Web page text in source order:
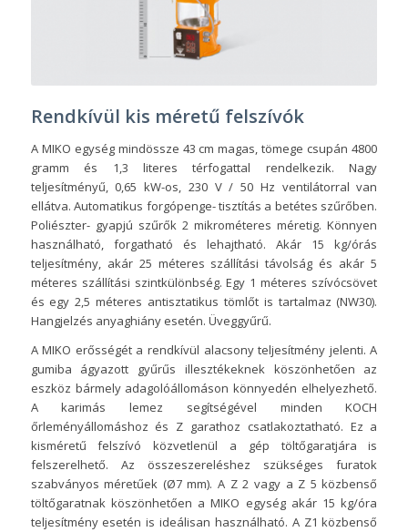
Rendkívül kis méretű felszívók
A MIKO egység mindössze 43 cm magas, tömege csupán 4800
gramm és 1,3 literes térfogattal rendelkezik. Nagy
teljesítményű, 0,65 kW-os, 230 V / 50 Hz ventilátorral van
ellátva. Automatikus forgópenge- tisztítás a betétes szűrőben.
Poliészter- gyapjú szűrők 2 mikrométeres méretig. Könnyen
használható, forgatható és lehajtható. Akár 15 kg/órás
teljesítmény, akár 25 méteres szállítási távolság és akár 5
méteres szállítási szintkülönbség. Egy 1 méteres szívócsövet
és egy 2,5 méteres antisztatikus tömlőt is tartalmaz (NW30).
Hangjelzés anyaghiány esetén. Üveggyűrű.
A MIKO erősségét a rendkívül alacsony teljesítmény jelenti. A
gumiba ágyazott gyűrűs illesztékeknek köszönhetően az
eszköz bármely adagolóállomáson könnyedén elhelyezhető.
A karimás lemez segítségével minden KOCH
őrleményállomáshoz és Z garathoz csatlakoztatható. Ez a
kisméretű felszívó közvetlenül a gép töltőgaratjára is
felszerelhető. Az összeszereléshez szükséges furatok
szabványos méretűek (Ø7 mm). A Z 2 vagy a Z 5 közbenső
töltőgaratnak köszönhetően a MIKO egység akár 15 kg/óra
teljesítmény esetén is ideálisan használható. A Z1 közbenső